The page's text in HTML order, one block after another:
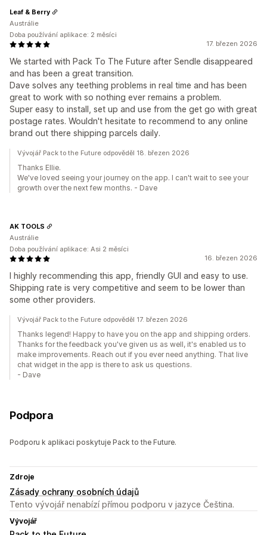
17. březen 2026
We started with Pack To The Future after Sendle disappeared
and has been a great transition.
Dave solves any teething problems in real time and has been
great to work with so nothing ever remains a problem.
Super easy to install, set up and use from the get go with great
postage rates. Wouldn't hesitate to recommend to any online
brand out there shipping parcels daily.
Leaf & Berry
Austrálie
Doba používání aplikace: 2 měsíci
Vývojář Pack to the Future odpověděl 18. březen 2026
Thanks Ellie.
We've loved seeing your journey on the app. I can't wait to see your
growth over the next few months. - Dave
16. březen 2026
I highly recommending this app, friendly GUI and easy to use.
Shipping rate is very competitive and seem to be lower than
some other providers.
AK TOOLS
Austrálie
Doba používání aplikace: Asi 2 měsíci
Vývojář Pack to the Future odpověděl 17. březen 2026
Thanks legend! Happy to have you on the app and shipping orders.
Thanks for the feedback you've given us as well, it's enabled us to
make improvements. Reach out if you ever need anything. That live
chat widget in the app is there to ask us questions.
- Dave
Podpora
Podporu k aplikaci poskytuje Pack to the Future.
Zdroje
Zásady ochrany osobních údajů
Tento vývojář nenabízí přímou podporu v jazyce Čeština.
Vývojář